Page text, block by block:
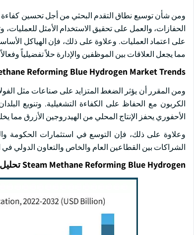
ومن شأن توسيع نطاق التقدم البحثي من أجل تحسين كفاءة
الحفازات، والعمل على تحقيق الاستخدام الأمثل
على اعتماد العمليات. وعلاوة على ذلك، فإن الهياكل
مما يجعل العلاقات بين الموظفين والإدارة حلاً تفضيلياً
Reforming Blue Hydrogen Market Trends
ومن المقرر أن يؤثر الضغط المتزايد على صناعات مثل
الكربون مع الحفاظ على الكفاءة التشغيلية. وتنويع
الأحفوري يحفز الإنتاج المحلي من الهيدروجين الأزرق مما
وعلاوة على ذلك، فإن التوسع في استثمارات الحكومة
الشراكات بين القطاعين العام والخاص والتعاون الدولي
Steam Methane Reforming Blue Hydrogen تحليل الأسواق